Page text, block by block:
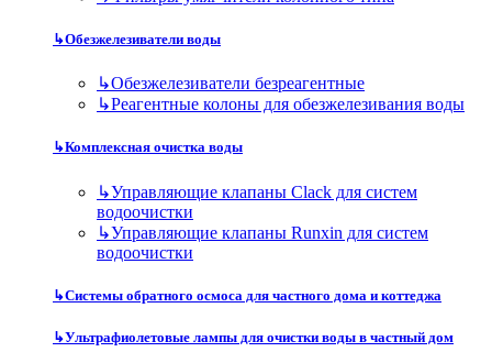
↳Обезжелезиватели воды
↳Обезжелезиватели безреагентные
↳Реагентные колоны для обезжелезивания воды
↳Комплексная очистка воды
↳Управляющие клапаны Clack для систем
водоочистки
↳Управляющие клапаны Runxin для систем
водоочистки
↳Системы обратного осмоса для частного дома и коттеджа
↳Ультрафиолетовые лампы для очистки воды в частный дом